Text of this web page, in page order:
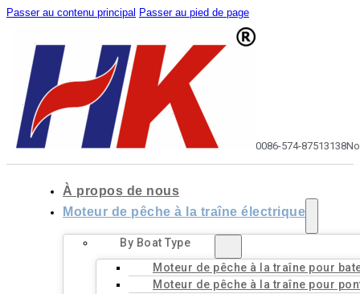
Passer au contenu principal Passer au pied de page
0086-574-87513138
À propos de nous
Moteur de pêche à la traîne électrique
By Boat Type
Moteur de pêche à la traîne pour
Moteur de pêche à la traîne pour